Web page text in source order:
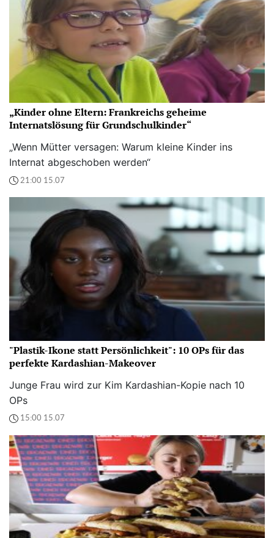
„Kinder ohne Eltern: Frankreichs geheime
Internatslösung für Grundschulkinder“
„Wenn Mütter versagen: Warum kleine Kinder ins
Internat abgeschoben werden“
21:00 15.07
"Plastik-Ikone statt Persönlichkeit": 10 OPs für das
perfekte Kardashian-Makeover
Junge Frau wird zur Kim Kardashian-Kopie nach 10
OPs
15:00 15.07